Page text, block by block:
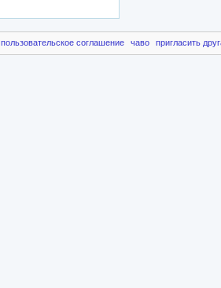
пользовательское соглашение чаво пригласить